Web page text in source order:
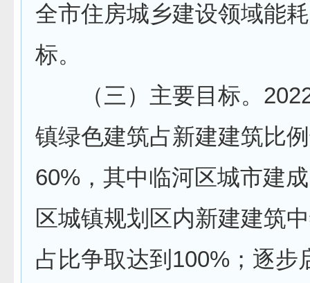
全市住房城乡建设领域能耗
标。
（三）主要目标。
镇绿色建筑占新建建筑比
60%，其中临河区城市建
区城镇规划区内新建建筑
占比争取达到100%；逐步